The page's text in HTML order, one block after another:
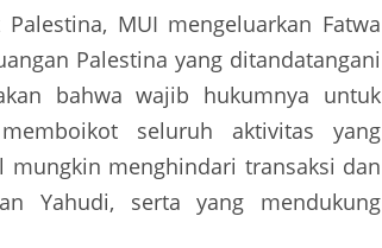
MUI mengeluarkan Fatwa
Palestina yang ditandatangani
bahwa wajib hukumnya untuk
seluruh aktivitas yang
menghindari transaksi dan
Yahudi, serta yang mendukung